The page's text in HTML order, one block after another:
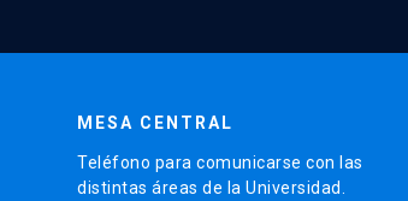
MESA CENTRAL
Teléfono para comunicarse con las
distintas áreas de la Universidad.